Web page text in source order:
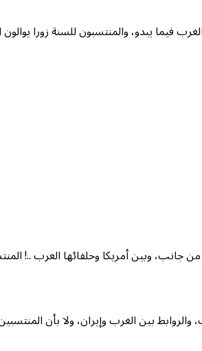
فيما يبدو، والمنتسبون للسنة زورا
جانب، وبين أمريكا وحلفائها العرب ..!
بين الغرب وإيران، ولا بأن